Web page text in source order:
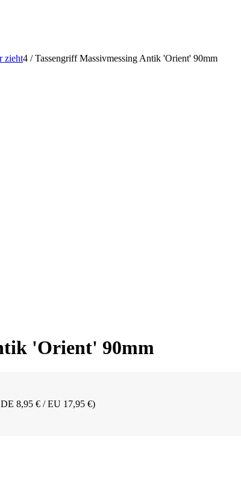
zieht4 / Tassengriff Massivmessing Antik 'Orient' 90mm
'Orient' 90mm
8,95 € / EU 17,95 €)